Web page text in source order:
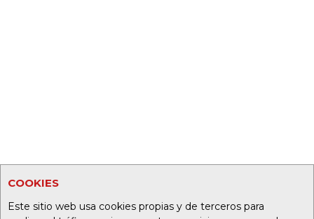
COOKIES
Este sitio web usa cookies propias y de terceros para